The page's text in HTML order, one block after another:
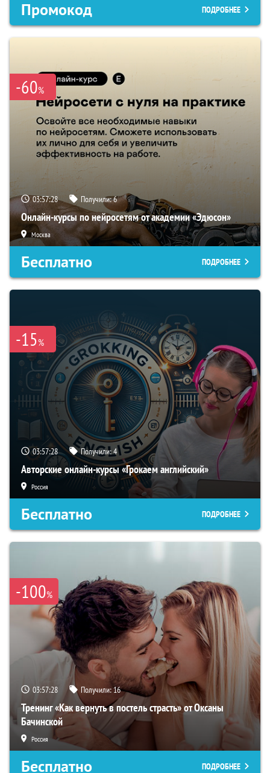
Промокод ПОДРОБНЕЕ
-60%
03:57:27 Получили:6
Онлайн-курсы по нейросетям от академии «Эдюсон»
Москва
Бесплатно ПОДРОБНЕЕ
-15%
03:57:27 Получили:4
Авторские онлайн-курсы «Грокаем английский»
Россия
Бесплатно ПОДРОБНЕЕ
-100%
03:57:27 Получили:16
Тренинг «Как вернуть в постель страсть» от Оксаны
Бачинской
Россия
Бесплатно ПОДРОБНЕЕ